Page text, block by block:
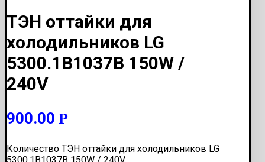
ТЭН оттайки для
холодильников LG
5300.1B1037B 150W /
240V
900.00 Р
Количество ТЭН оттайки для холодильников LG